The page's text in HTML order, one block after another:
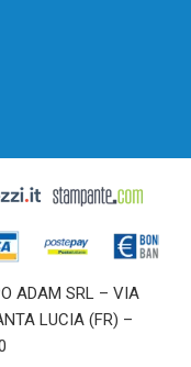
ADAM SRL – VIA
LUCIA (FR) –